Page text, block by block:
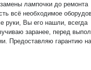
лампочки до ремонта
всё необходимое
руки, Вы его нашли, всегда
заранее, перед
Предоставляю гарантию на